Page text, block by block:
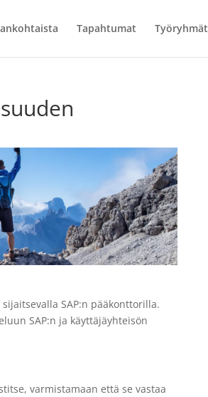
Tapahtumat Työryhmät
SAP:n pääkonttorilla.
SAP:n ja käyttäjäyhteisön
varmistamaan että se vastaa